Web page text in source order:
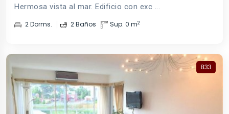
Hermosa vista al mar. Edificio con exc ...
2 Dorms. 2 Baños Sup. 0 m2
833